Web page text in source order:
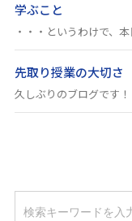
学ぶこと
・・・というわけで、
先取り授業の大切さ
久しぶりのブログです